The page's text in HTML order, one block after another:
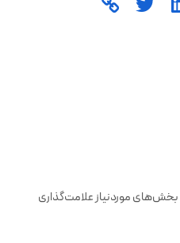
بخش‌های موردنیاز علامت‌گذاری